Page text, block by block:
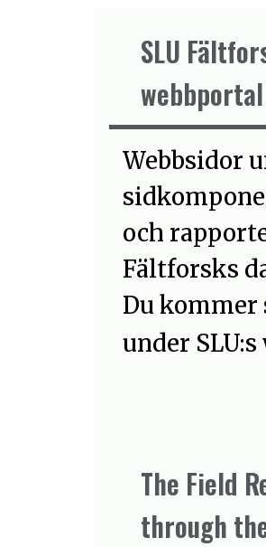
SLU
webbportal
Webbsidor
och
Fältforsks
Du
under
The Field
through